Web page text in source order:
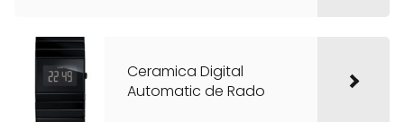
Ceramica Digital
Automatic de Rado